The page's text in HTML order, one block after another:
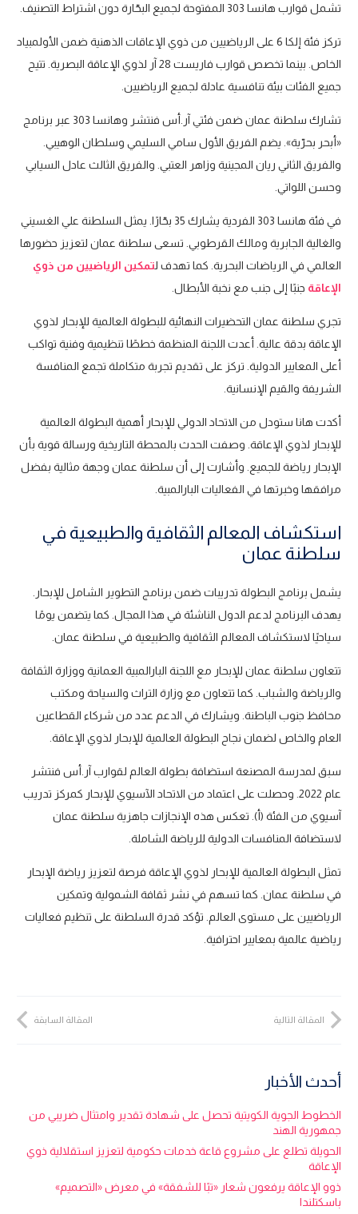
تشمل قوارب هانسا 303 المفتوحة لجميع البحّارة دون اشتراط التصنيف.
تركز فئة إلكا 6 على الرياضيين من ذوي الإعاقات الذهنية ضمن الأولمبياد
الخاص. بينما تخصص قوارب فاريست 28 آر لذوي الإعاقة البصرية. تتيح
جميع الفئات بيئة تنافسية عادلة لجميع الرياضيين.
تشارك سلطنة عمان ضمن فئتي آر.أس فنتشر وهانسا 303 عبر برنامج
«أبحر بحرّية». يضم الفريق الأول سامي السليمي وسلطان الوهيبي.
والفريق الثاني ريان المجينية وزاهر العتبي. والفريق الثالث عادل السيابي
وحسن اللواتي.
في فئة هانسا 303 الفردية يشارك 35 بحّارًا. يمثل السلطنة علي الغسيني
والغالية الجابرية ومالك القرطوبي. تسعى سلطنة عمان لتعزيز حضورها
العالمي في الرياضات البحرية. كما تهدف لتمكين الرياضيين من ذوي
الإعاقة جنبًا إلى جنب مع نخبة الأبطال.
تجري سلطنة عمان التحضيرات النهائية للبطولة العالمية للإبحار لذوي
الإعاقة بدقة عالية. أعدت اللجنة المنظمة خططًا تنظيمية وفنية تواكب
أعلى المعايير الدولية. تركز على تقديم تجربة متكاملة تجمع المنافسة
الشريفة والقيم الإنسانية.
أكدت هانا ستودل من الاتحاد الدولي للإبحار أهمية البطولة العالمية
للإبحار لذوي الإعاقة. وصفت الحدث بالمحطة التاريخية ورسالة قوية بأن
الإبحار رياضة للجميع. وأشارت إلى أن سلطنة عمان وجهة مثالية بفضل
مرافقها وخبرتها في الفعاليات البارالمبية.
استكشاف المعالم الثقافية والطبيعية في
سلطنة عمان
يشمل برنامج البطولة تدريبات ضمن برنامج التطوير الشامل للإبحار.
يهدف البرنامج لدعم الدول الناشئة في هذا المجال. كما يتضمن يومًا
سياحيًا لاستكشاف المعالم الثقافية والطبيعية في سلطنة عمان.
تتعاون سلطنة عمان للإبحار مع اللجنة البارالمبية العمانية ووزارة الثقافة
والرياضة والشباب. كما تتعاون مع وزارة التراث والسياحة ومكتب
محافظ جنوب الباطنة. ويشارك في الدعم عدد من شركاء القطاعين
العام والخاص لضمان نجاح البطولة العالمية للإبحار لذوي الإعاقة.
سبق لمدرسة المصنعة استضافة بطولة العالم لقوارب آر.أس فنتشر
عام 2022. وحصلت على اعتماد من الاتحاد الآسيوي للإبحار كمركز تدريب
آسيوي من الفئة (أ). تعكس هذه الإنجازات جاهزية سلطنة عمان
لاستضافة المنافسات الدولية للرياضة الشاملة.
تمثل البطولة العالمية للإبحار لذوي الإعاقة فرصة لتعزيز رياضة الإبحار
في سلطنة عمان. كما تسهم في نشر ثقافة الشمولية وتمكين
الرياضيين على مستوى العالم. تؤكد قدرة السلطنة على تنظيم فعاليات
رياضية عالمية بمعايير احترافية.
المقالة السابقة المقالة التالية
أحدث الأخبار
الخطوط الجوية الكويتية تحصل على شهادة تقدير وامتثال ضريبي من
جمهورية الهند
الحويلة تطلع على مشروع قاعة خدمات حكومية لتعزيز استقلالية ذوي
الإعاقة
ذوو الإعاقة يرفعون شعار «تبًا للشفقة» في معرض «التصميم»
باسكتلندا